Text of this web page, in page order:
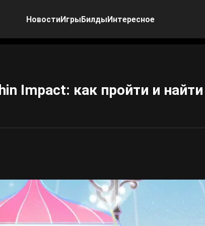
НовостиИгрыБилдыИнтересное
Impact: как пройти и найти